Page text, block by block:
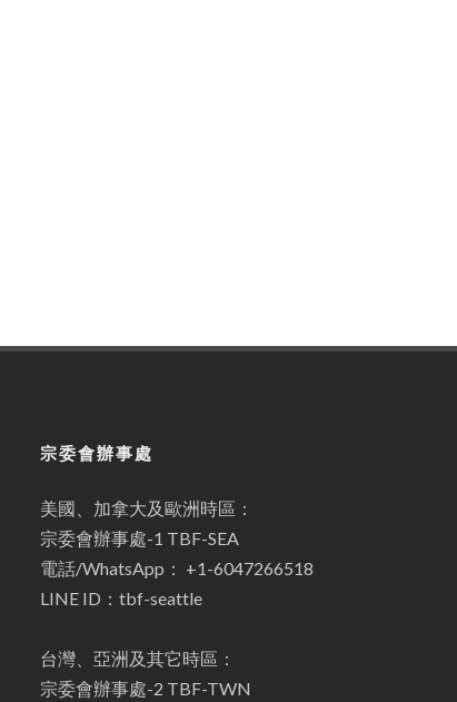
宗委會辦事處
美國、加拿大及歐洲時區：
宗委會辦事處-1 TBF-SEA
電話/WhatsApp： +1-6047266518
LINE ID：tbf-seattle
台灣、亞洲及其它時區：
宗委會辦事處-2 TBF-TWN